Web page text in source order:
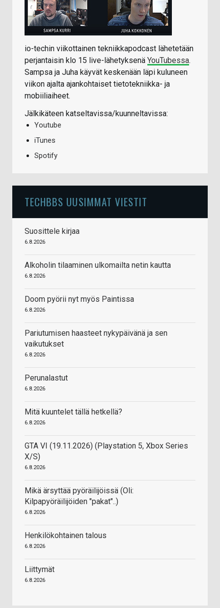
io-techin viikottainen tekniikkapodcast lähetetään
perjantaisin klo 15 live-lähetyksenä YouTubessa.
Sampsa ja Juha käyvät keskenään läpi kuluneen
viikon ajalta ajankohtaiset tietotekniikka- ja
mobiiliaiheet.
Jälkikäteen katseltavissa/kuunneltavissa:
Youtube
iTunes
Spotify
TECHBBS UUSIMMAT VIESTIT
Suosittele kirjaa
6.8.2026
Alkoholin tilaaminen ulkomailta netin kautta
6.8.2026
Doom pyörii nyt myös Paintissa
6.8.2026
Pariutumisen haasteet nykypäivänä ja sen
vaikutukset
6.8.2026
Perunalastut
6.8.2026
Mitä kuuntelet tällä hetkellä?
6.8.2026
GTA VI (19.11.2026) (Playstation 5, Xbox Series
X/S)
6.8.2026
Mikä ärsyttää pyöräilijöissä (Oli:
Kilpapyöräilijöiden "pakat"..)
6.8.2026
Henkilökohtainen talous
6.8.2026
Liittymät
6.8.2026